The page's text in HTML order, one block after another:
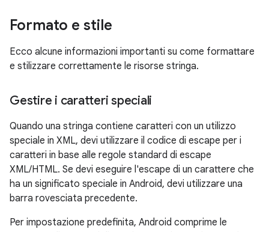
Formato e stile
Ecco alcune informazioni importanti su come formattare
e stilizzare correttamente le risorse stringa.
Gestire i caratteri speciali
Quando una stringa contiene caratteri con un utilizzo
speciale in XML, devi utilizzare il codice di escape per i
caratteri in base alle regole standard di escape
XML/HTML. Se devi eseguire l'escape di un carattere che
ha un significato speciale in Android, devi utilizzare una
barra rovesciata precedente.
Per impostazione predefinita, Android comprime le